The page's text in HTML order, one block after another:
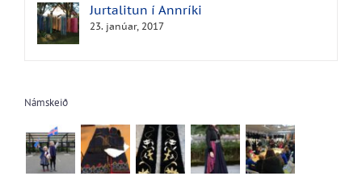
Jurtalitun í Annríki
23. janúar, 2017
Námskeið